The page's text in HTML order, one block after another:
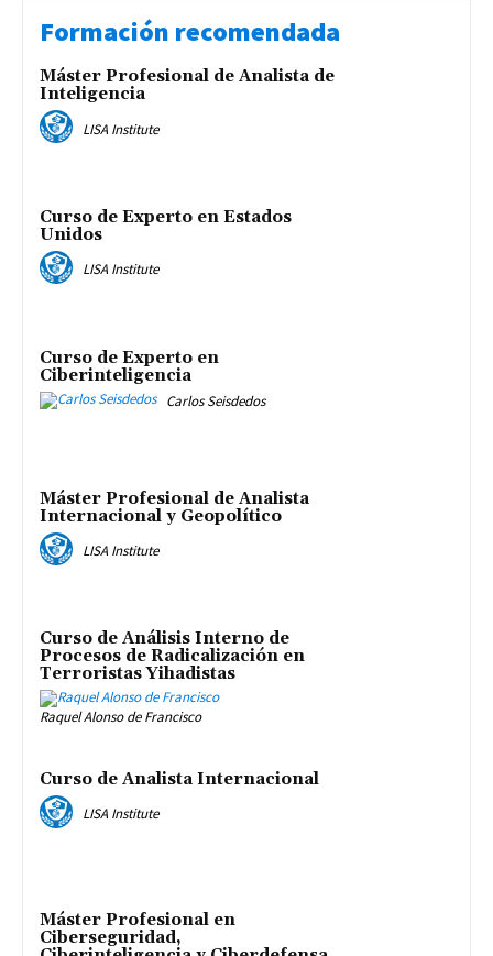
Formación recomendada
Máster Profesional de Analista de
Inteligencia
LISA Institute
Curso de Experto en Estados
Unidos
LISA Institute
Curso de Experto en
Ciberinteligencia
Carlos Seisdedos
Máster Profesional de Analista
Internacional y Geopolítico
LISA Institute
Curso de Análisis Interno de
Procesos de Radicalización en
Terroristas Yihadistas
Raquel Alonso de Francisco
Curso de Analista Internacional
LISA Institute
Máster Profesional en
Ciberseguridad,